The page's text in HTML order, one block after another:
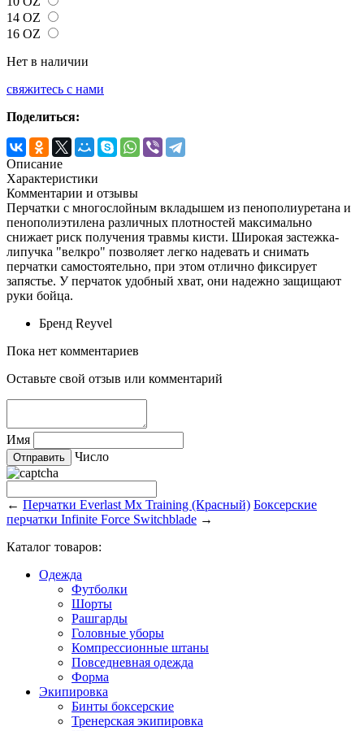
14 OZ
16 OZ
Нет в наличии
свяжитесь с нами
Поделиться:
Описание
Характеристики
Комментарии и отзывы
Перчатки с многослойным вкладышем из пенополиуретана и
пенополиэтилена различных плотностей максимально
снижает риск получения травмы кисти. Широкая застежка-
липучка "велкро" позволяет легко надевать и снимать
перчатки самостоятельно, при этом отлично фиксирует
запястье. У перчаток удобный хват, они надежно защищают
руки бойца.
Бренд Reyvel
Пока нет комментариев
Оставьте свой отзыв или комментарий
Имя
Число
← Перчатки Everlast Mx Training (Красный) Боксерские
перчатки Infinite Force Switchblade →
Каталог товаров:
Одежда
Футболки
Шорты
Рашгарды
Головные уборы
Компрессионные штаны
Повседневная одежда
Форма
Экипировка
Бинты боксерские
Тренерская экипировка